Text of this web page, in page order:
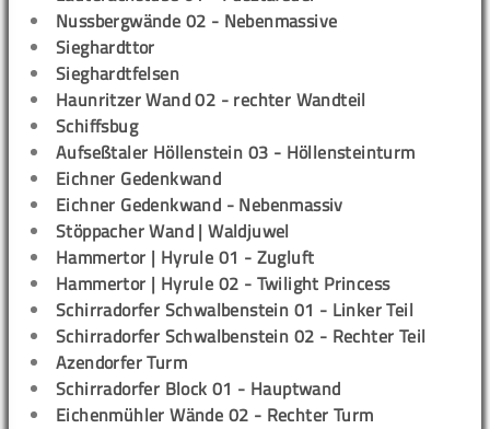
Nussbergwände 02 - Nebenmassive
Sieghardttor
Sieghardtfelsen
Haunritzer Wand 02 - rechter Wandteil
Schiffsbug
Aufseßtaler Höllenstein 03 - Höllensteinturm
Eichner Gedenkwand
Eichner Gedenkwand - Nebenmassiv
Stöppacher Wand | Waldjuwel
Hammertor | Hyrule 01 - Zugluft
Hammertor | Hyrule 02 - Twilight Princess
Schirradorfer Schwalbenstein 01 - Linker Teil
Schirradorfer Schwalbenstein 02 - Rechter Teil
Azendorfer Turm
Schirradorfer Block 01 - Hauptwand
Eichenmühler Wände 02 - Rechter Turm